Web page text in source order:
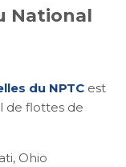
National
du NPTC est
de flottes de
Ohio